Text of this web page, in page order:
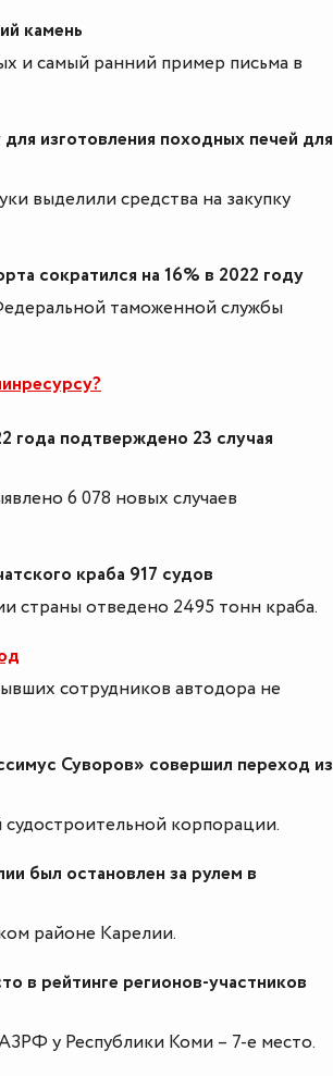
камень
и самый ранний пример письма в
изготовления походных печей для
выделили средства на закупку
сократился на 16% в 2022 году
таможенной службы
года подтверждено 23 случая
6 078 новых случаев
краба 917 судов
страны отведено 2495 тонн краба.
сотрудников автодора не
Суворов» совершил переход из
корпорации.
был остановлен за рулем в
районе Карелии.
в рейтинге регионов-участников
у Республики Коми – 7-е место.